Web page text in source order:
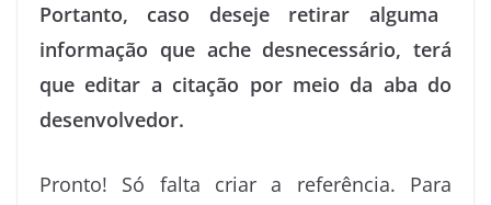
Portanto, caso deseje retirar alguma
informação que ache desnecessário, terá
que editar a citação por meio da aba do
desenvolvedor.
Pronto! Só falta criar a referência. Para